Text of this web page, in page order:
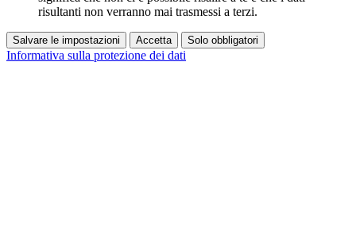
risultanti non verranno mai trasmessi a terzi.
Salvare le impostazioni Accetta Solo obbligatori
Informativa sulla protezione dei dati